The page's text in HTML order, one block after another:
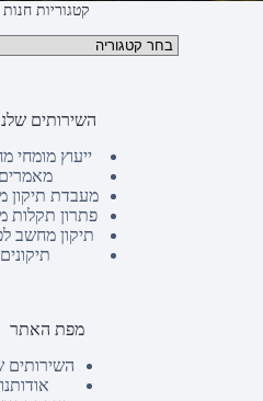
קטגוריות חנות
השירותים
ייעוץ מומחי
מאמרים
מעבדת תיקון
פתרון תקלות
תיקון מחשב
תיקונים
מפת האתר
השירותים
אודותנו